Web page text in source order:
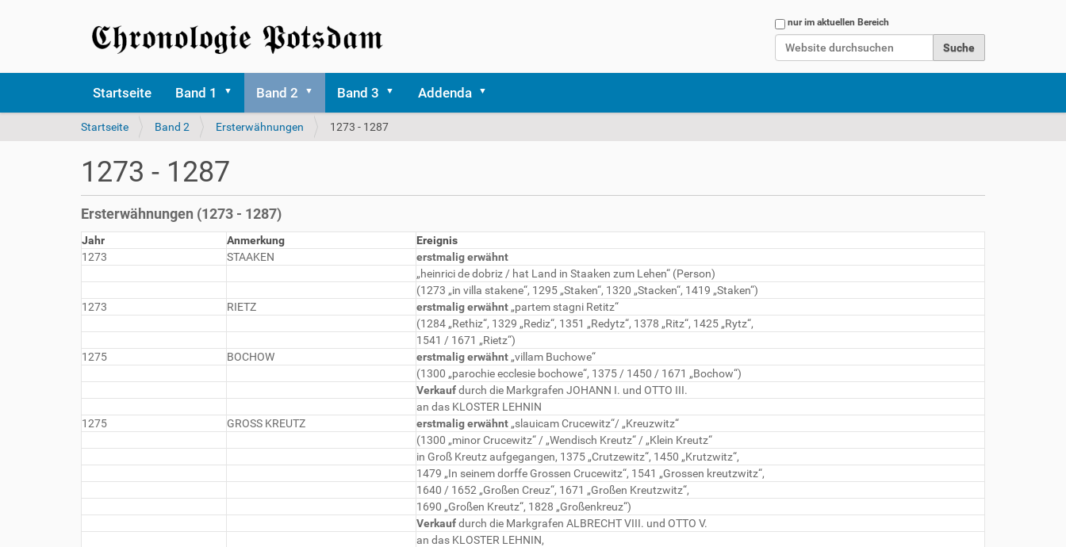
Website durchsuchen
nur im aktuellen Bereich
Startseite Band 1 Band 2 Band 3 Addenda
S
d
h
i
e
r
Startseite Band 2 Ersterwähnungen 1273 - 1287
1273 - 1287
Ersterwähnungen (1273 - 1287)
Jahr Anmerkung
Ereignis
1273
STAAKEN
erstmalig erwähnt
„heinrici de dobriz / hat Land in Staaken zum Lehen“ (Person)
(1273 „in villa stakene“, 1295 „Staken“, 1320 „Stacken“, 1419 „Staken“)
1273
RIETZ erstmalig erwähnt „partem stagni Retitz“
(1284 „Rethiz“, 1329 „Rediz“, 1351 „Redytz“, 1378 „Ritz“, 1425 „Rytz“,
1541 / 1671 „Rietz“)
1275
BOCHOW erstmalig erwähnt „villam Buchowe“
(1300 „parochie ecclesie bochowe“, 1375 / 1450 / 1671 „Bochow“)
Verkaufdurch die Markgrafen JOHANN I. und OTTO III.
an das KLOSTER LEHNIN
1275
GROSS KREUTZ erstmalig erwähnt „slauicam Crucewitz“/ „Kreuzwitz“
(1300 „minor Crucewitz“ / „Wendisch Kreutz“ / „Klein Kreutz“
in Groß Kreutz aufgegangen, 1375 „Crutzewitz“, 1450 „Krutzwitz“,
1479 „In seinem dorffe Grossen Crucewitz“, 1541 „Grossen kreutzwitz“,
1640 / 1652 „Großen Creuz“, 1671 „Großen Kreutzwitz“,
1690 „Großen Kreutz“, 1828 „Großenkreuz“)
Verkaufdurch die Markgrafen ALBRECHT VIII. und OTTO V.
an das KLOSTER LEHNIN,